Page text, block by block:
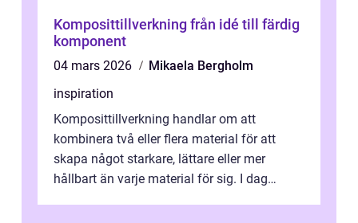
Komposittillverkning från idé till färdig
komponent
04 mars 2026
Mikaela Bergholm
inspiration
Komposittillverkning handlar om att
kombinera två eller flera material för att
skapa något starkare, lättare eller mer
hållbart än varje material för sig. I dag